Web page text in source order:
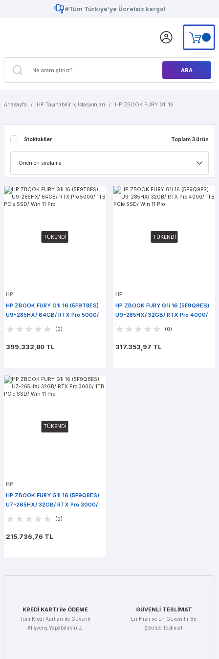
#Tüm Türkiye’ye Ücretsiz kargo!
ARA
Anasayfa HP Taşınabilir İş İstasyonları HP ZBOOK FURY G1i 16
Stoktakiler Toplam 3 ürün
TÜKENDİ
HP
HP ZBOOK FURY G1i 16 (5F9T8ES)
U9-285HX/ 64GB/ RTX Pro 5000/
(0)
399.332,80 TL
TÜKENDİ
HP
HP ZBOOK FURY G1i 16 (5F9Q9ES)
U9-285HX/ 32GB/ RTX Pro 4000/
(0)
317.353,97 TL
TÜKENDİ
HP
HP ZBOOK FURY G1i 16 (5F9Q8ES)
U7-265HX/ 32GB/ RTX Pro 3000/
(0)
215.736,76 TL
KREDİ KARTI ile ÖDEME
Tüm Kredi Kartları ile Güvenli
Alışveriş Yapabilirsiniz.
GÜVENLİ TESLİMAT
En Hızlı ve En Güvenilir Bir
Şekilde Teslimat.